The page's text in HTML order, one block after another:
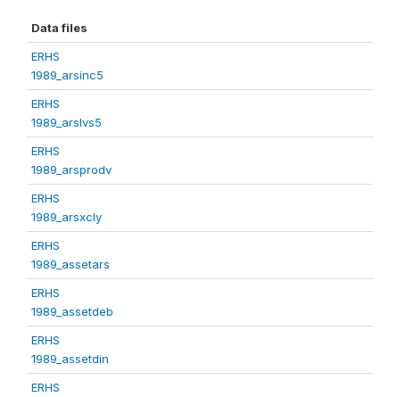
Data files
ERHS
1989_arsinc5
ERHS
1989_arslvs5
ERHS
1989_arsprodv
ERHS
1989_arsxcly
ERHS
1989_assetars
ERHS
1989_assetdeb
ERHS
1989_assetdin
ERHS